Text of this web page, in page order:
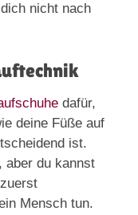
nicht nach
dafür,
deine Füße auf
ist.
aber du kannst
Mensch tun.